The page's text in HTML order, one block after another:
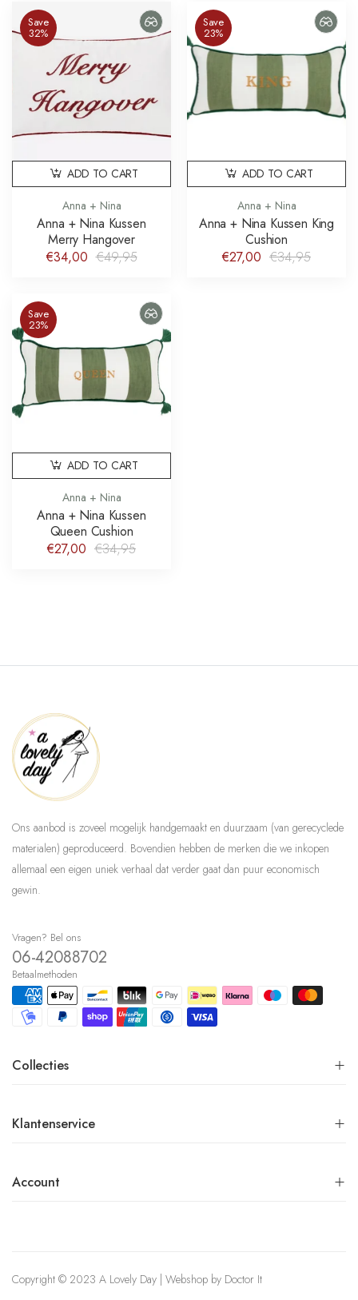
Save
32%
Anna + Nina
Anna + Nina Kussen
Merry Hangover
€34,00 €49,95
ADD TO CART
Save
23%
Anna + Nina
Anna + Nina Kussen King
Cushion
€27,00 €34,95
ADD TO CART
Save
23%
Anna + Nina
Anna + Nina Kussen
Queen Cushion
€27,00 €34,95
ADD TO CART
Ons aanbod is zoveel mogelijk handgemaakt en duurzaam (van gerecyclede
materialen) geproduceerd. Bovendien hebben de merken die we inkopen
allemaal een eigen uniek verhaal dat verder gaat dan puur economisch
gewin.
Vragen? Bel ons
06-42088702
Betaalmethoden
Collecties
Klantenservice
Account
Copyright © 2023 A Lovely Day | Webshop by Doctor It